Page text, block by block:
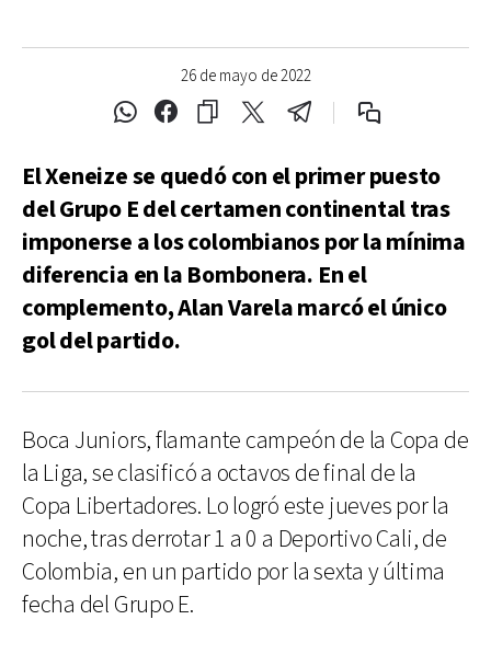
26 de mayo de 2022
El Xeneize se quedó con el primer puesto
del Grupo E del certamen continental tras
imponerse a los colombianos por la mínima
diferencia en la Bombonera. En el
complemento, Alan Varela marcó el único
gol del partido.
Boca Juniors, flamante campeón de la Copa de
la Liga, se clasificó a octavos de final de la
Copa Libertadores. Lo logró este jueves por la
noche, tras derrotar 1 a 0 a Deportivo Cali, de
Colombia, en un partido por la sexta y última
fecha del Grupo E.